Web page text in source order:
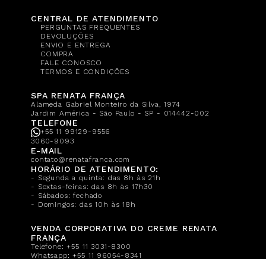
CENTRAL DE ATENDIMENTO
PERGUNTAS FREQUENTES
DEVOLUÇÕES
ENVIO E ENTREGA
COMPRA
FALE CONOSCO
TERMOS E CONDIÇÕES
SPA RENATA FRANÇA
Alameda Gabriel Monteiro da Silva, 1974
Jardim América - São Paulo - SP - 014442-002
TELEFONE
+55 11 99129-9556
3060-9093
E-MAIL
contato@renatafranca.com
HORÁRIO DE ATENDIMENTO:
- Segunda a quinta: das 8h às 21h
- Sextas-feiras: das 8h às 17h30
- Sábados: fechado
- Domingos: das 10h às 18h
VENDA CORPORATIVA DO CREME RENATA
FRANÇA
Telefone:+55 11 3031-8300
Whatsapp:+55 11 96054-8341